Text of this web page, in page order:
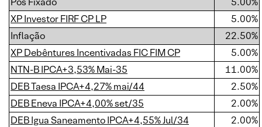
XP Investor FIRF CP LP
5.00%
Inflação
22.50%
XP Debêntures Incentivadas FIC FIM CP
5.00%
NTN-B IPCA+3,53% Mai-35
11.00%
DEB Taesa IPCA+4,27% mai/44
2.50%
DEB Eneva IPCA+4,00% set/35
2.00%
DEB Igua Saneamento IPCA+4,55% Jul/34
2.00%